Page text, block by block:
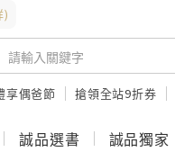
)
享偶爸節 搶領全站9折券
誠品選書 誠品獨家